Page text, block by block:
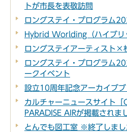
トが市長を表敬訪問
ロングステイ・プログラム
Hybrid Worlding（ハイブリ
ロングステイアーティスト×
ロングステイ・プログラム
ークイベント
設立10周年記念アーカイブブ
カルチャーニュースサイト「
PARADISE AIRが掲載されま
とんでも図工室 ※終了しまし